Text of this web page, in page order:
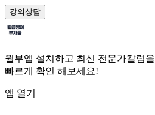
강의상담
월부앱 설치하고 최신 전문가칼럼을
빠르게 확인 해보세요!
앱 열기